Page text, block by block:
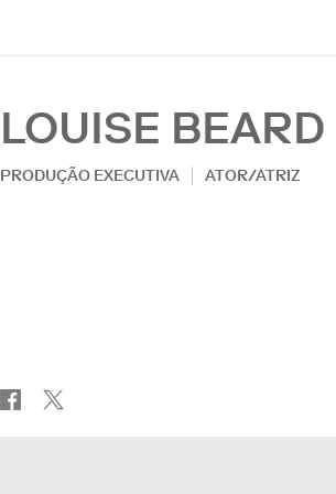
LOUISE BEARD
PRODUÇÃO EXECUTIVA ATOR/ATRIZ